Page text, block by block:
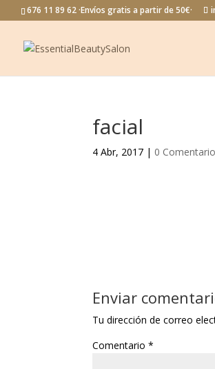
676 11 89 62 ·Envíos gratis a partir de 50€·
facial
4 Abr, 2017 | 0
Enviar
Tu dirección de correo
Comentario*